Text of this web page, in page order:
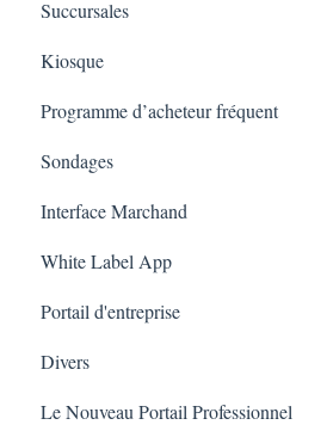
Gorgias
Judge.me
Amazon Business
Cartes cadeaux sur l’application
Tableau de bords
Marketing
Succursales
Employés
Kiosque
Programme d’acheteur fréquent
Sondages
Interface Marchand
White Label App
Code QR -Integration
Portail d'entreprise
Liste des transactions
Branches
Divers
Le Nouveau Portail Professionnel